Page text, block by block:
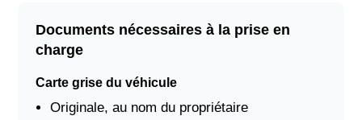
Documents nécessaires à la prise en
charge
Carte grise du véhicule
Originale, au nom du propriétaire